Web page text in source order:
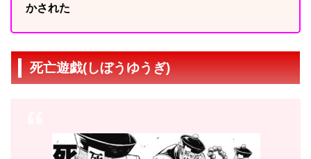
かされた
死亡遊戯(しぼうゆうぎ)